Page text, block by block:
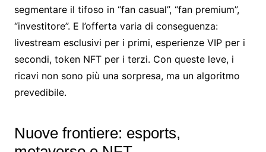
segmentare il tifoso in “fan casual”, “fan premium”,
“investitore”. E l’offerta varia di conseguenza:
livestream esclusivi per i primi, esperienze VIP per i
secondi, token NFT per i terzi. Con queste leve, i
ricavi non sono più una sorpresa, ma un algoritmo
prevedibile.
Nuove frontiere: esports,